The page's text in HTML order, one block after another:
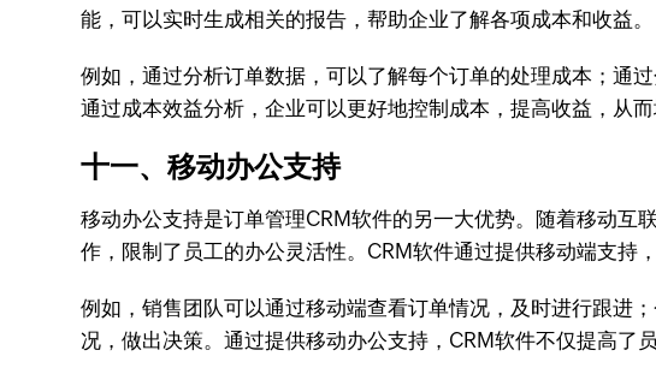
能，可以实时生成相关的报告，帮助企业了解各项成本和收益。
例如，通过分析订单数据，可以了解每个订单的处理成本；通
通过成本效益分析，企业可以更好地控制成本，提高收益，从而
十一、移动办公支持
移动办公支持是订单管理CRM软件的另一大优势。随着移动互
作，限制了员工的办公灵活性。CRM软件通过提供移动端支持
例如，销售团队可以通过移动端查看订单情况，及时进行跟进
况，做出决策。通过提供移动办公支持，CRM软件不仅提高了